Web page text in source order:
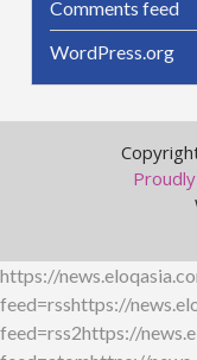
Comments feed
WordPress.org
https://
feed=rsshttps://
feed=rss2https://